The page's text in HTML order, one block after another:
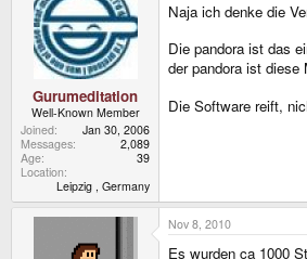
Gurumeditation
Well-Known Member
Joined
Jan 30, 2006
Messages
2,089
Age
39
Location
Leipzig , Germany
Naja ich denke die
Die pandora ist das
der pandora ist
Die Software reift,
Nov 8, 2010
Es wurden ca 1000